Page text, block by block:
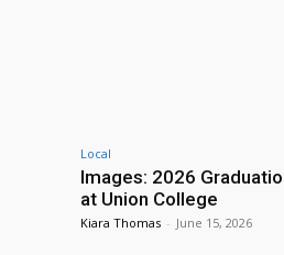
Local
Images: 2026
at Union College
Kiara Thomas - June 15, 2026